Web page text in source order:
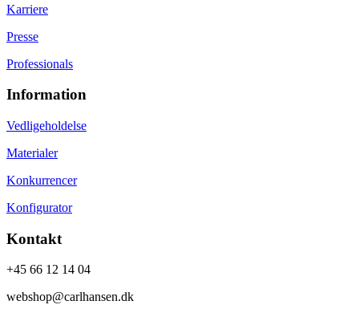
Karriere
Presse
Professionals
Information
Vedligeholdelse
Materialer
Konkurrencer
Konfigurator
Kontakt
+45 66 12 14 04
webshop@carlhansen.dk